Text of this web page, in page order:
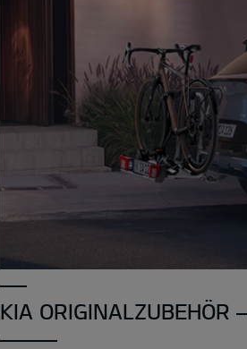
KIA ORIGINALZUBEHÖR